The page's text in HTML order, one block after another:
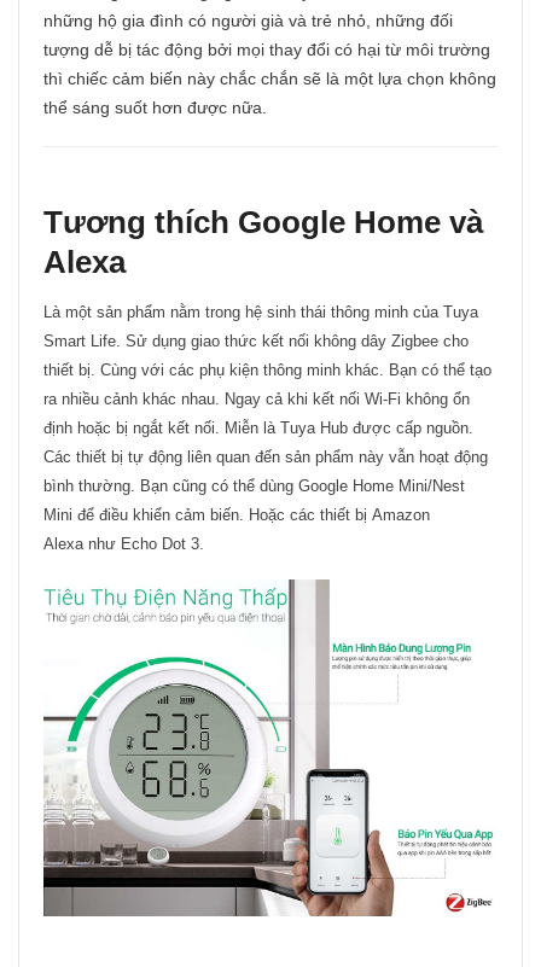
những hộ gia đình có người già và trẻ nhỏ, những đối
tượng dễ bị tác động bởi mọi thay đổi có hại từ môi trường
thì chiếc cảm biến này chắc chắn sẽ là một lựa chọn không
thể sáng suốt hơn được nữa.
Tương thích Google Home và
Alexa
Là một sản phẩm nằm trong hệ sinh thái thông minh của Tuya
Smart Life. Sử dụng giao thức kết nối không dây Zigbee cho
thiết bị. Cùng với các phụ kiện thông minh khác. Bạn có thể tạo
ra nhiều cảnh khác nhau. Ngay cả khi kết nối Wi-Fi không ổn
định hoặc bị ngắt kết nối. Miễn là Tuya Hub được cấp nguồn.
Các thiết bị tự động liên quan đến sản phẩm này vẫn hoạt động
bình thường. Bạn cũng có thể dùng Google Home Mini/Nest
Mini để điều khiển cảm biến. Hoặc các thiết bị Amazon
Alexa như Echo Dot 3.